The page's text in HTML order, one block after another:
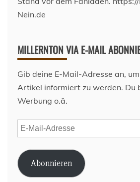
MILLERNTON VIA E-MAIL
Gib deine E-Mail-Adresse an,
Artikel informiert zu werden. Du
Werbung o.ä.
E-
Mail-
Adresse
Abonnieren